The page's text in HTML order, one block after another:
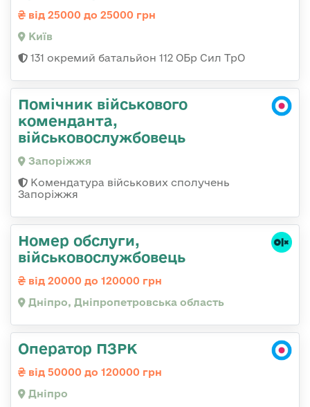
від 25000 до 25000 грн
Київ
131 окремий батальйон 112 ОБр Сил ТрО
Помічник військового
коменданта,
військовослужбовець
Запоріжжя
Комендатура військових сполучень
Запоріжжя
Номер обслуги,
військовослужбовець
від 20000 до 120000 грн
Дніпро, Дніпропетровська область
Оператор ПЗРК
від 50000 до 120000 грн
Дніпро